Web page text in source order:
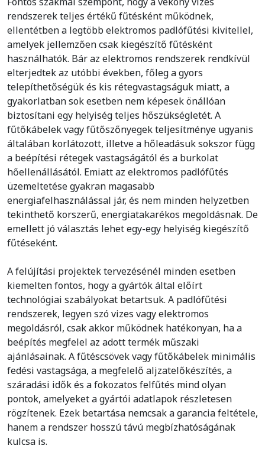
rendszerek teljes értékű fűtésként működnek,
ellentétben a legtöbb elektromos padlófűtési kivitellel,
amelyek jellemzően csak kiegészítő fűtésként
használhatók. Bár az elektromos rendszerek rendkívül
elterjedtek az utóbbi években, főleg a gyors
telepíthetőségük és kis rétegvastagságuk miatt, a
gyakorlatban sok esetben nem képesek önállóan
biztosítani egy helyiség teljes hőszükségletét. A
fűtőkábelek vagy fűtőszőnyegek teljesítménye ugyanis
általában korlátozott, illetve a hőleadásuk sokszor függ
a beépítési rétegek vastagságától és a burkolat
hőellenállásától. Emiatt az elektromos padlófűtés
üzemeltetése gyakran magasabb
energiafelhasználással jár, és nem minden helyzetben
tekinthető korszerű, energiatakarékos megoldásnak. De
emellett jó választás lehet egy-egy helyiség kiegészítő
fűtéseként.
A felújítási projektek tervezésénél minden esetben
kiemelten fontos, hogy a gyártók által előírt
technológiai szabályokat betartsuk. A padlófűtési
rendszerek, legyen szó vizes vagy elektromos
megoldásról, csak akkor működnek hatékonyan, ha a
beépítés megfelel az adott termék műszaki
ajánlásainak. A fűtéscsövek vagy fűtőkábelek minimális
fedési vastagsága, a megfelelő aljzatelőkészítés, a
száradási idők és a fokozatos felfűtés mind olyan
pontok, amelyeket a gyártói adatlapok részletesen
rögzítenek. Ezek betartása nemcsak a garancia feltétele,
hanem a rendszer hosszú távú megbízhatóságának
kulcsa is.